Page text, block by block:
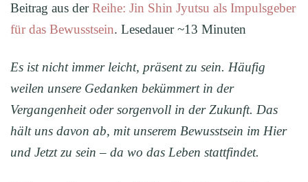
Beitrag aus derReihe: Jin Shin Jyutsu als Impulsgeber
für das Bewusstsein. Lesedauer ~13 Minuten
Es ist nicht immer leicht, präsent zu sein. Häufig
weilen unsere Gedanken bekümmert in der
Vergangenheit oder sorgenvoll in der Zukunft. Das
hält uns davon ab, mit unserem Bewusstsein im Hier
und Jetzt zu sein – da wo das Leben stattfindet.